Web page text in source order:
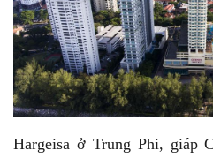
Hargeisa ở Trung Phi, giáp